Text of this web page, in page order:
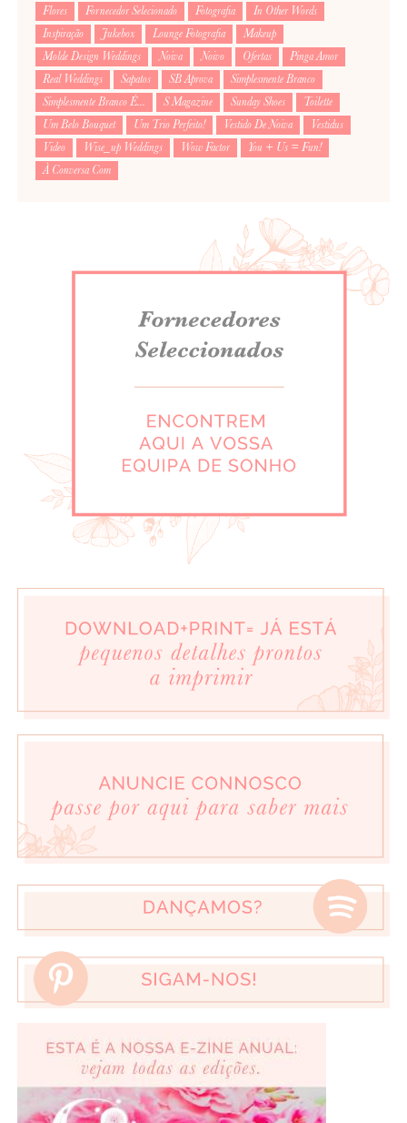
Flores Fornecedor Selecionado Fotografia
In Other Words
Inspiração
Jukebox Lounge Fotografia
Makeup
Molde Design Weddings
Noiva Noivo Ofertas
Pinga Amor
Real Weddings
Sapatos SB Aprova
Simplesmente Branco
Simplesmente Branco É...
S Magazine Sunday Shoes
Toilette
Um Belo Bouquet
Um Trio Perfeito! Vestido De Noiva
Vestidus
Video
Wise_up Weddings Wow Factor
You + Us = Fun!
À Conversa Com